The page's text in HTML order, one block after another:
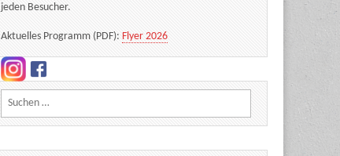
jeden Besucher.
Aktuelles Programm (PDF):Flyer 2026
Suchen nach: